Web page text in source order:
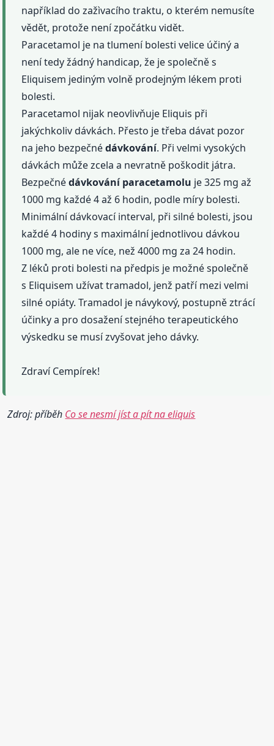
například do zažìvacího traktu, o kterém nemusíte
vědět, protože není zpočátku vidět.
Paracetamol je na tlumení bolesti velice účiný a
není tedy žádný handicap, že je společně s
Eliquisem jediným volně prodejným lékem proti
bolesti.
Paracetamol nijak neovlivňuje Eliquis při
jakýchkoliv dávkách. Přesto je třeba dávat pozor
na jeho bezpečnédávkování. Při velmi vysokých
dávkách může zcela a nevratně poškodit játra.
Bezpečnédávkování paracetamolu je 325 mg až
1000 mg každé 4 až 6 hodin, podle míry bolesti.
Minimální dávkovací interval, při silné bolesti, jsou
každé 4 hodiny s maximální jednotlivou dávkou
1000 mg, ale ne více, než 4000 mg za 24 hodin.
Z léků proti bolesti na předpis je možné společně
s Eliquisem užívat tramadol, jenž patří mezi velmi
silné opiáty. Tramadol je návykový, postupně ztrácí
účinky a pro dosažení stejného terapeutického
výskedku se musí zvyšovat jeho dávky.
Zdraví Cempírek!
Zdroj: příběh Co se nesmí jíst a pít na eliquis